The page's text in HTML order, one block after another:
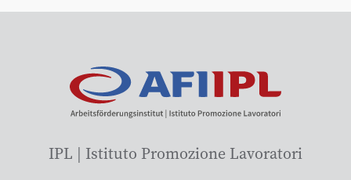
IPL | Istituto Promozione Lavoratori